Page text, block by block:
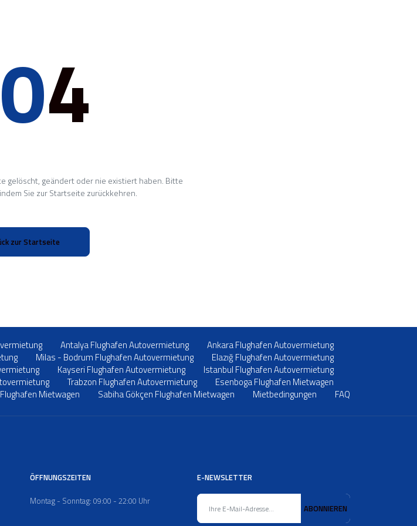
04
gelöscht, geändert oder nie existiert haben. Bitte
Sie zur Startseite zurückkehren.
zur Startseite
Antalya Flughafen Autovermietung
Ankara Flughafen Autovermietung
Milas - Bodrum Flughafen Autovermietung
Elazığ Flughafen Autovermietung
Kayseri Flughafen Autovermietung
Istanbul Flughafen Autovermietung
Trabzon Flughafen Autovermietung
Esenboga Flughafen Mietwagen
Mietwagen
Sabiha Gökçen Flughafen Mietwagen Mietbedingungen FAQ
ÖFFNUNGSZEITEN
Montag - Sonntag: 09:00 - 22:00 Uhr
E-NEWSLETTER
ABONNIEREN